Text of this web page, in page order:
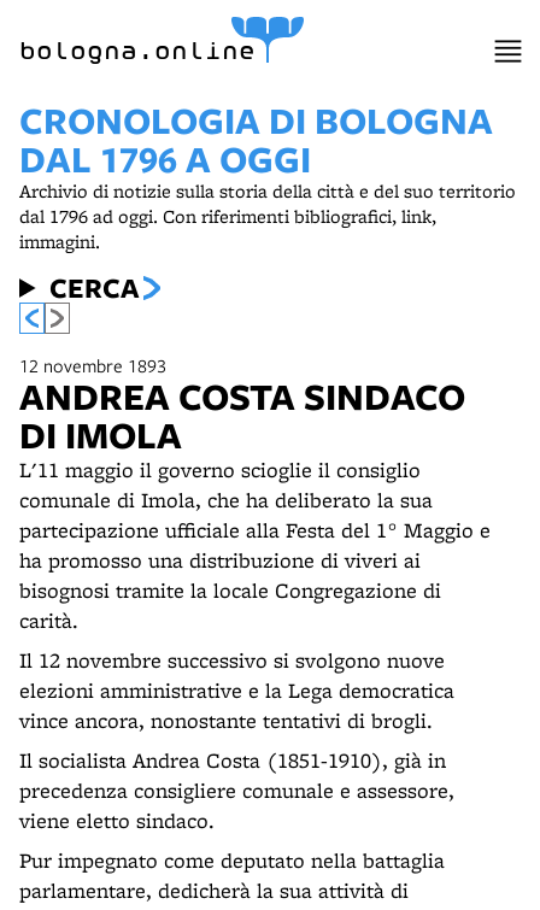
bologna.online
CRONOLOGIA DI BOLOGNA
DAL 1796 A OGGI
Archivio di notizie sulla storia della città e del suo territorio
dal 1796 ad oggi. Con riferimenti bibliografici, link,
immagini.
CERCA
12 novembre 1893
ANDREA COSTA SINDACO
DI IMOLA
L'11 maggio il governo scioglie il consiglio
comunale di Imola, che ha deliberato la sua
partecipazione ufficiale alla Festa del 1° Maggio e
ha promosso una distribuzione di viveri ai
bisognosi tramite la locale Congregazione di
carità.
Il 12 novembre successivo si svolgono nuove
elezioni amministrative e la Lega democratica
vince ancora, nonostante tentativi di brogli.
Il socialista Andrea Costa (1851-1910), già in
precedenza consigliere comunale e assessore,
viene eletto sindaco.
Pur impegnato come deputato nella battaglia
parlamentare, dedicherà la sua attività di